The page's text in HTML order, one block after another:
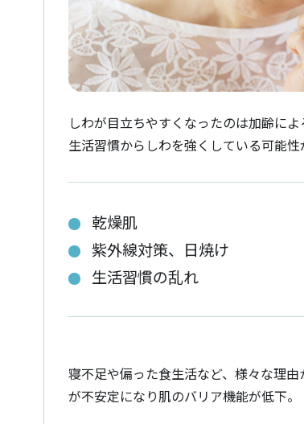
しわが目立ちやすくなったのは加齢に
生活習慣からしわを強くしている可能性
乾燥肌
紫外線対策、日焼け
生活習慣の乱れ
寝不足や偏った食生活など、様々な理
が不安定になり肌のバリア機能が低下。